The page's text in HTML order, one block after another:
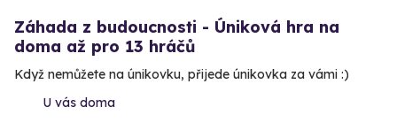
Záhada z budoucnosti - Úniková hra na
doma až pro 13 hráčů
Když nemůžete na únikovku, přijede únikovka za vámi :)
U vás doma